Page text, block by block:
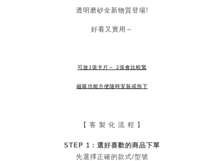
透明磨砂全新物質登場!
好看又實用～
可放1張卡片～ 2張會比較緊
磁吸功能方便隨時安裝或拆下
【 客 製 化 流 程 】
STEP 1： 選好喜歡的商品下單
先選擇正確的款式/型號